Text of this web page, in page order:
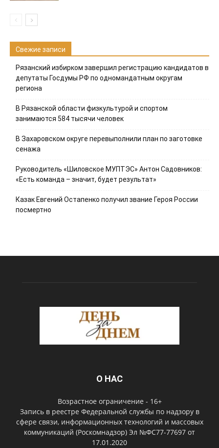
Свежие записи
Рязанский избирком завершил регистрацию кандидатов в
депутаты Госдумы РФ по одномандатным округам
региона
В Рязанской области физкультурой и спортом
занимаются 584 тысячи человек
В Захаровском округе перевыполнили план по заготовке
сенажа
Руководитель «Шиловское МУПТЭС» Антон Садовников:
«Есть команда – значит, будет результат»
Казак Евгений Остапенко получил звание Героя России
посмертно
О НАС
Возрастное ограничение - 16+
Запись в реестре Федеральной службы по надзору в
сфере связи, информационных технологий и массовых
коммуникаций (Роскомнадзор) Эл №ФС77-77697 от
17.01.2020